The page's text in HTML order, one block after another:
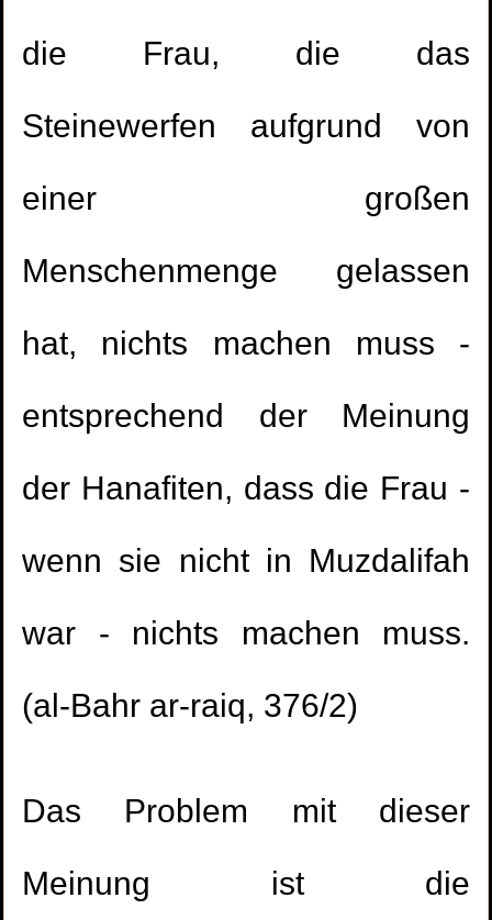
die Frau, die das
Steinewerfen aufgrund von
einer großen
Menschenmenge gelassen
hat, nichts machen muss -
entsprechend der Meinung
der Hanafiten, dass die Frau -
wenn sie nicht in Muzdalifah
war - nichts machen muss.
(al-Bahr ar-raiq, 376/2)
Das Problem mit dieser
Meinung ist die